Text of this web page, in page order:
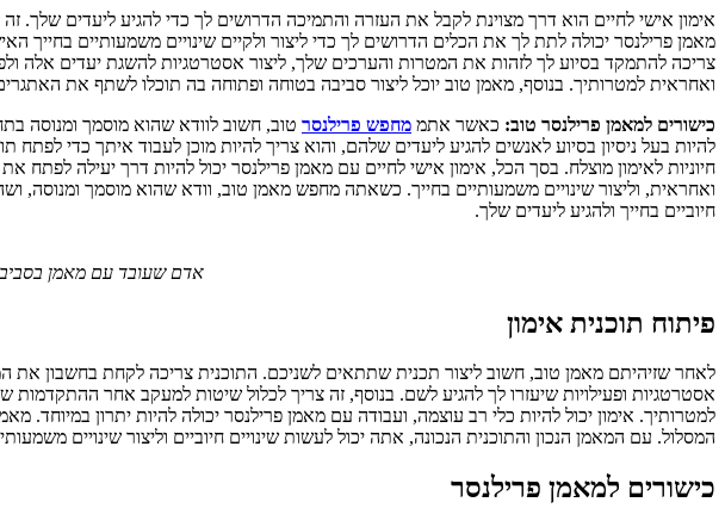
אימון אישי לחיים הוא דרך מצוינת לקבל את העזרה והתמיכה הדרושים לך כדי להגיע ליעדים
מאמן פרילנסר יכולה לתת לך את הכלים הדרושים לך כדי ליצור ולקיים שינויים משמעותיים בחייך
צריכה להתמקד בסיוע לך לזהות את המטרות והערכים שלך, ליצור אסטרטגיות להשגת יעדים אלה
ואחראית למטרותיך. בנוסף, מאמן טוב יוכל ליצור סביבה בטוחה ופתוחה בה תוכלו לשתף את
כישורים למאמן פרילנסר טוב: כאשר אתמ מחפש פרילנסר טוב, חשוב לוודא שהוא מוסמך ומנוסה
להיות בעל ניסיון בסיוע לאנשים להגיע ליעדים שלהם, והוא צריך להיות מוכן לעבוד איתך כדי
חיוניות לאימון מוצלח. בסך הכל, אימון אישי לחיים עם מאמן פרילנסר יכול להיות דרך יעילה לפתח
ואחראית, וליצור שינויים משמעותיים בחייך. כשאתה מחפש מאמן טוב, וודא שהוא מוסמך ומנוסה,
חיוביים בחייך ולהגיע ליעדים שלך.
אדם שעובד עם מאמן
פיתוח תוכנית אימון
לאחר שזיהיתם מאמן טוב, חשוב ליצור תכנית שתתאים לשניכם. התוכנית צריכה לקחת בחשבון את
אסטרטגיות ופעילויות שיעזרו לך להגיע לשם. בנוסף, זה צריך לכלול שיטות למעקב אחר ההתקדמות
למטרותיך. אימון יכול להיות כלי רב עוצמה, ועבודה עם מאמן פרילנסר יכולה להיות יתרון במיוחד.
המסלול. עם המאמן הנכון והתוכנית הנכונה, אתה יכול לעשות שינויים חיוביים וליצור שינויים
כישורים למאמן פרילנסר